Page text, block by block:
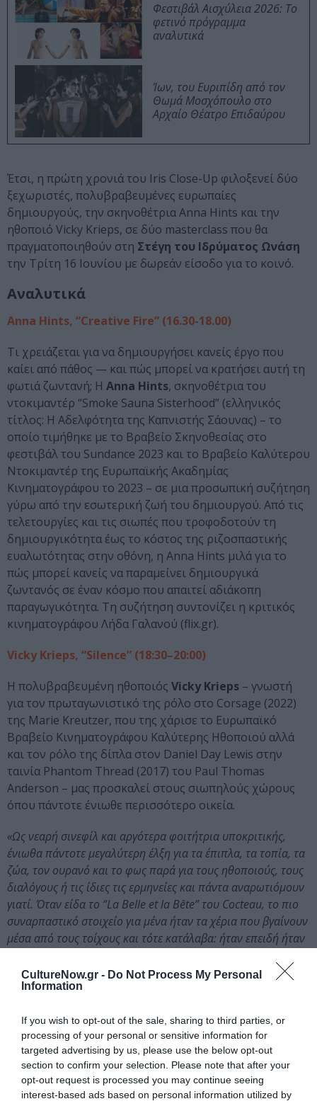
CultureNow.gr - Do Not Process My Personal
Information
If you wish to opt-out of the sale, sharing to third parties, or
processing of your personal or sensitive information for
targeted advertising by us, please use the below opt-out
section to confirm your selection. Please note that after your
opt-out request is processed you may continue seeing
interest-based ads based on personal information utilized by
Φεστιβάλ Αισχύλεια 2026: Το
φετινό πρόγραμμα
αναλυτικά
Ίων, του Ευριπίδη από τον
Θωμά Μοσχόπουλο στο
Αρχαίο Θέατρο Επιδαύρου
Έτσι, η πρώτη χρονιά του Iris Close-Up φιλοξενεί δύο
ξεχωριστές, πολυβραβευμένες ευρωπαίες
δημιουργούς, την σκηνοθέτρια Anna Hints και την
ηθοποιό Vicky Krieps, σε δύο masterclass που θα
πραγματοποιηθούν στη Στέγη του Ιδρύματος Ωνάση
την Τρίτη 16 Ιουνίου με δωρεάν είσοδο για το κοινό.
Αναλυτικά
Anna Hints, “Creative Fire” (16.30-18.00)
Τι χρειάζεται για να δημιουργήσει κανείς έργο που
καίει από πάθος — και πώς μπορεί να κρατήσει αυτή τη
φωτιά ζωντανή; Η Anna Hints, σκηνοθέτρια του
ντοκιμαντέρ “Smoke Sauna Sisterhood” (ελληνικός
τίτλος: Η Αδελφότητα της Καπνιστής Σάουνας) – το
οποίο τιμήθηκε με το Βραβείο Σκηνοθεσίας στο
φεστιβάλ του Sundance 2023 και το Βραβείο Καλύτερου
Ντοκιμαντέρ της Ευρωπαϊκής Ακαδημίας
Κινηματογράφου το 2023 – σε μια προσωπική συζήτηση
γύρω από την εσωτερική ζωή του δημιουργού. Από τις
τελετουργίες και τις σιωπές που τροφοδοτούν τη
δημιουργικότητα έως το κόστος της ριζοσπαστικής
ευαλωτότητας στην οθόνη, η Anna Hints μιλά για το
πώς μπορεί κανείς να παραμείνει δημιουργικά
ζωντανός σε έναν κόσμο που απαιτεί αδιάκοπη
παραγωγικότητα. Τη συζήτηση συντονίζει η κριτικός
κινηματογράφου Λήδα Γαλανού (flix.gr).
Vicky Krieps, “Silence” (18:30–20:00)
Η πολυβραβευμένη ηθοποιός Vicky Krieps – γνωστή
για τον πρωταγωνιστικό της ρόλο στο Corsage (2022)
της Marie Kreutzer, που της χάρισε το Ευρωπαϊκό
Βραβείο Κινηματογράφου Καλύτερης Ηθοποιού αλλά
και τον ρόλο της δίπλα στον Daniel Day Lewis στην
ταινία Phantom Thread (2017) του Paul Thomas
Anderson – μας προσκαλεί στους σιωπηλούς χώρους
όπου πάντοτε ένιωθε περισσότερο οικεία.
«Ως νεαρή σινεφίλ και αργότερα φοιτήτρια υποκριτικής,
ένιωθα πάντοτε μεγαλύτερη έλξη για τα έπιπλα, τα τοπία, τα
ζώα, τον ουρανό και το φως παρά για τους ηθοποιούς, τους
διαλόγους ή τις ίδιες τις ερμηνείες και πάντα αναρωτιόμουν
γιατί. Όταν είδα το “La Belle et la Bête” του Cocteau, το πιο
συναρπαστικό στοιχείο για μένα ήταν τα χέρια που βγαίνουν
μέσα από τους τοίχους και τότε κατάλαβα: ήταν επειδή ήταν
όπου εμείς οι άνθρωποι ξεχνάμε να κοιτάξουμε, να
ρωτήσουμε τι συμβαίνει ή γιατί. Παρακολουθώντας ήσυχα
Τα masterclass θα διεξαχθούν στα αγγλικά με
ταυτόχρονη μετάφραση.
Ταυτότητα Εκδήλωσης